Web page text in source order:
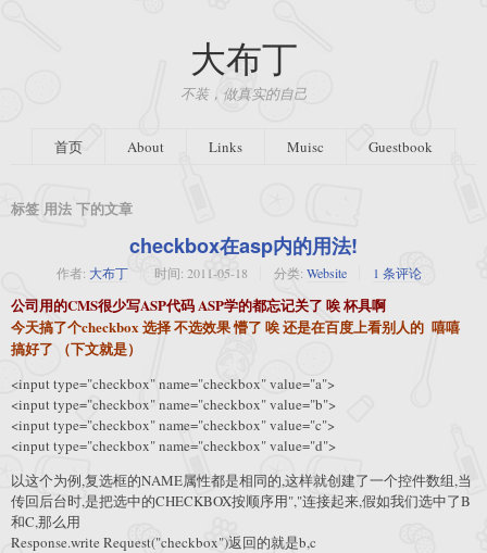
大布丁
不装，做真实的自己
首页 About Links Muisc Guestbook
标签 用法 下的文章
checkbox在asp内的用法!
作者: 大布丁 时间: 2011-05-18 分类: Website 1 条评论
公司用的CMS很少写ASP代码 ASP学的都忘记关了 唉 杯具啊
今天搞了个checkbox 选择 不选效果 懵了 唉 还是在百度上看别人的 嘻嘻
搞好了 （下文就是）
<input type="checkbox" name="checkbox" value="a">
<input type="checkbox" name="checkbox" value="b">
<input type="checkbox" name="checkbox" value="c">
<input type="checkbox" name="checkbox" value="d">
以这个为例,复选框的NAME属性都是相同的,这样就创建了一个控件数组,当
传回后台时,是把选中的CHECKBOX按顺序用","连接起来,假如我们选中了B
和C,那么用
Response.write Request("checkbox")返回的就是b,c